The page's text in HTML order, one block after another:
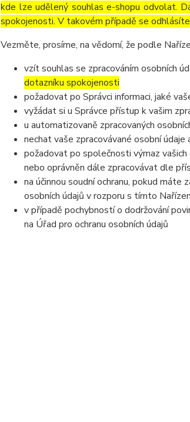
kde lze udělený souhlas e-shopu odvolat.
spokojenosti. V takovém případě se
Vezměte, prosíme, na vědomí, že podle
vzít souhlas se zpracováním osobních
dotazníku spokojenosti
požadovat po Správci informaci, jaké
vyžádat si u Správce přístup k vašim
u automatizovaně zpracovaných
nechat vaše zpracovávané osobní
požadovat po společnosti výmaz vašich
nebo oprávněn dále zpracovávat dle
na účinnou soudní ochranu, pokud
osobních údajů v rozporu s tímto
v případě pochybností o dodržování
na Úřad pro ochranu osobních údajů